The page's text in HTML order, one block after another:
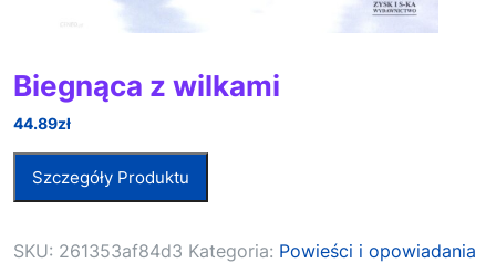
Biegnąca z wilkami
44.89zł
Szczegóły Produktu
SKU: 261353af84d3 Kategoria: Powieści i opowiadania